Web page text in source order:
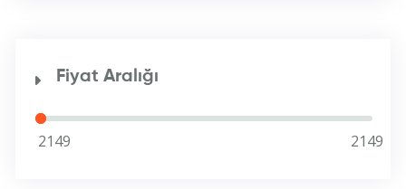
Fiyat Aralığı